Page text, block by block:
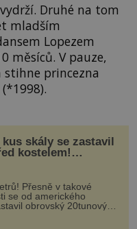
Druhé na tom
mladším
Lopezem
měsíců. V pauze,
stihne princezna
skály se zastavil
kostelem!
ho boží síla?
Přesně v takové
se od amerického
obrovský 20tunový